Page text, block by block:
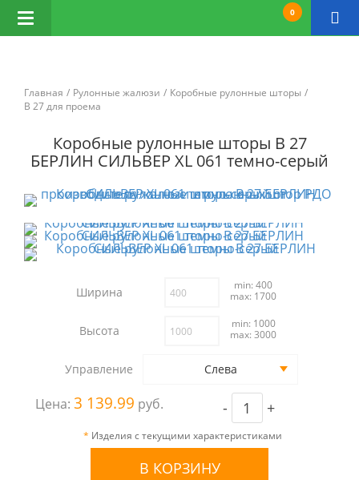
0
Открыть
навигацию
Главная Рулонные жалюзи
Коробные рулонные шторы
B 27 для проема
Коробные рулонные шторы B 27
БЕРЛИН СИЛЬВЕР XL 061 темно-серый
Ширина
min: 400
max: 1700
Высота
min: 1000
max: 3000
Управление Слева
Цена: 3 139.99 руб. - +
* Изделия с текущими характеристиками